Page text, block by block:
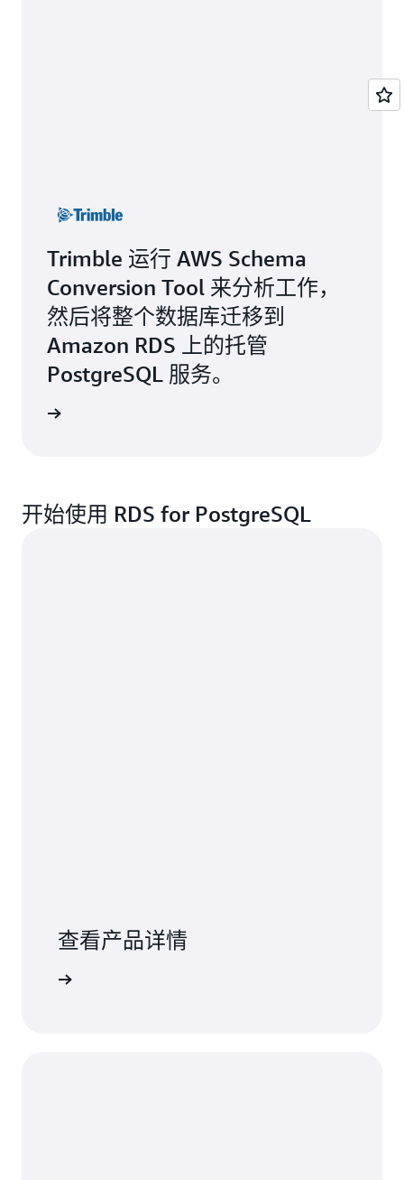
Trimble 运行 AWS Schema
Conversion Tool 来分析工作，
然后将整个数据库迁移到
Amazon RDS 上的托管
PostgreSQL 服务。
开始使用 RDS for PostgreSQL
查看产品详情